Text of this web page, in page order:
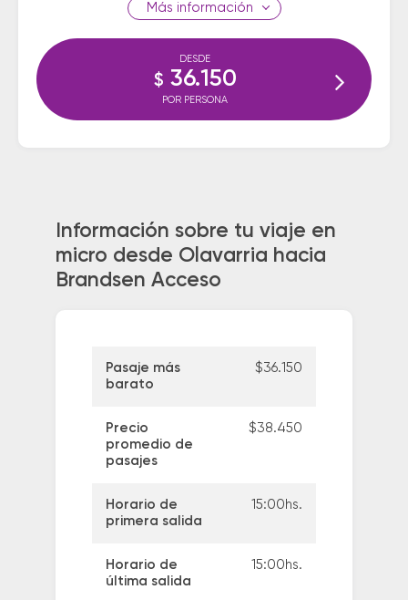
información
DESDE
$ 36.150
POR PERSONA
Información sobre tu viaje en
micro desde Olavarria hacia
Brandsen Acceso
Pasaje más
barato
$36.150
Precio
promedio de
pasajes
$38.450
Horario de
primera salida
15:00hs.
Horario de
última salida
15:00hs.